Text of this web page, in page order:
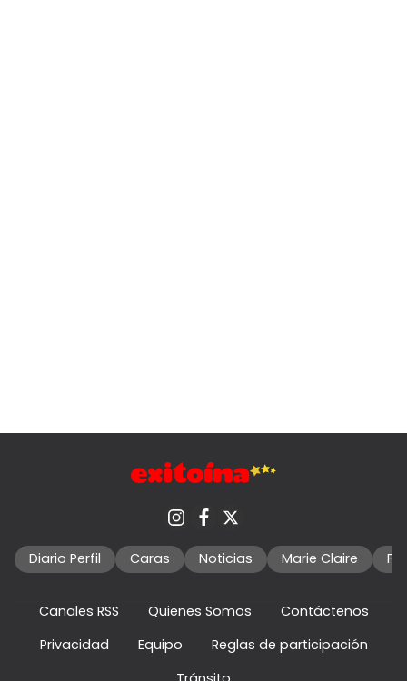
Diario Perfil Caras Noticias Marie Claire
Canales RSS Quienes Somos
Contáctenos
Privacidad
Equipo
Reglas de participación